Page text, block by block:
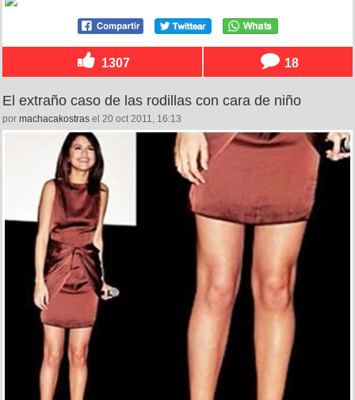
1307 18
El extraño caso de las rodillas con cara de niño
por machacakostras el 20 oct 2011, 16:13